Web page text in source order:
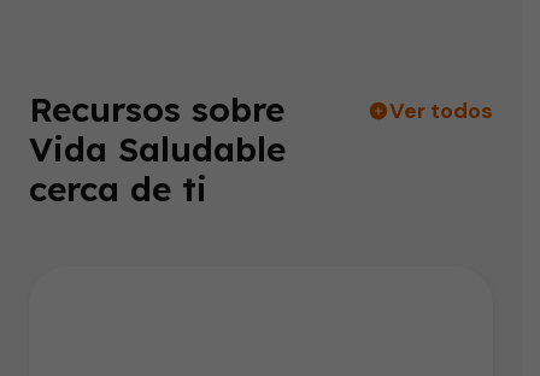
Recursos sobre
Vida Saludable
cerca de ti
Ver todos